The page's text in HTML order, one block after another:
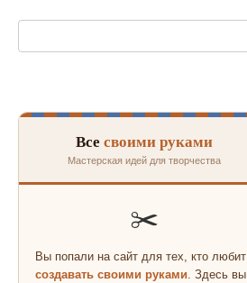
Поиск:
Все своими руками
Мастерская идей для творчества
✂️
Вы попали на сайт для тех, кто любит
создавать своими руками. Здесь вы